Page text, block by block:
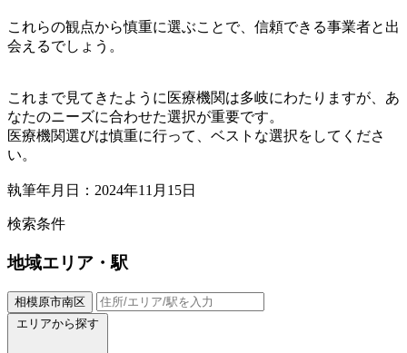
これらの観点から慎重に選ぶことで、信頼できる事業者と出
会えるでしょう。
これまで見てきたように医療機関は多岐にわたりますが、あ
なたのニーズに合わせた選択が重要です。
医療機関選びは慎重に行って、ベストな選択をしてくださ
い。
執筆年月日：2024年11月15日
検索条件
地域エリア・駅
相模原市南区
エリアから探す